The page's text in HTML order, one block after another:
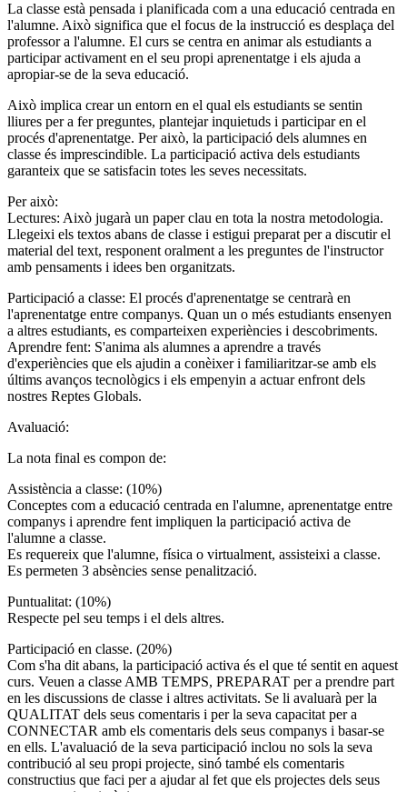
La classe està pensada i planificada com a una educació centrada en
l'alumne. Això significa que el focus de la instrucció es desplaça del
professor a l'alumne. El curs se centra en animar als estudiants a
participar activament en el seu propi aprenentatge i els ajuda a
apropiar-se de la seva educació.
Això implica crear un entorn en el qual els estudiants se sentin
lliures per a fer preguntes, plantejar inquietuds i participar en el
procés d'aprenentatge. Per això, la participació dels alumnes en
classe és imprescindible. La participació activa dels estudiants
garanteix que se satisfacin totes les seves necessitats.
Per això:
Lectures: Això jugarà un paper clau en tota la nostra metodologia.
Llegeixi els textos abans de classe i estigui preparat per a discutir el
material del text, responent oralment a les preguntes de l'instructor
amb pensaments i idees ben organitzats.
Participació a classe: El procés d'aprenentatge se centrarà en
l'aprenentatge entre companys. Quan un o més estudiants ensenyen
a altres estudiants, es comparteixen experiències i descobriments.
Aprendre fent: S'anima als alumnes a aprendre a través
d'experiències que els ajudin a conèixer i familiaritzar-se amb els
últims avanços tecnològics i els empenyin a actuar enfront dels
nostres Reptes Globals.
Avaluació:
La nota final es compon de:
Assistència a classe: (10%)
Conceptes com a educació centrada en l'alumne, aprenentatge entre
companys i aprendre fent impliquen la participació activa de
l'alumne a classe.
Es requereix que l'alumne, física o virtualment, assisteixi a classe.
Es permeten 3 absències sense penalització.
Puntualitat: (10%)
Respecte pel seu temps i el dels altres.
Participació en classe. (20%)
Com s'ha dit abans, la participació activa és el que té sentit en aquest
curs. Veuen a classe AMB TEMPS, PREPARAT per a prendre part
en les discussions de classe i altres activitats. Se li avaluarà per la
QUALITAT dels seus comentaris i per la seva capacitat per a
CONNECTAR amb els comentaris dels seus companys i basar-se
en ells. L'avaluació de la seva participació inclou no sols la seva
contribució al seu propi projecte, sinó també els comentaris
constructius que faci per a ajudar al fet que els projectes dels seus